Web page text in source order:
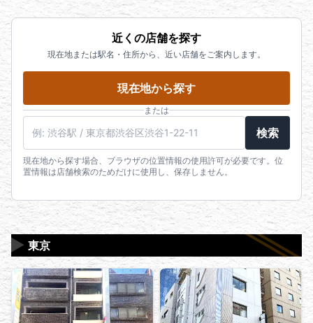
近くの店舗を探す
現在地または駅名・住所から、近い店舗をご案内します。
現在地から探す
または
検索
現在地から探す場合、ブラウザの位置情報の使用許可が必要です。位
置情報は店舗検索のためだけに使用し、保存しません。
東京
▶